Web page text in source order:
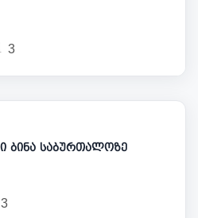
3
850
ქირავდება 3 ოთახიანი ბინა საბურთალოზე
3